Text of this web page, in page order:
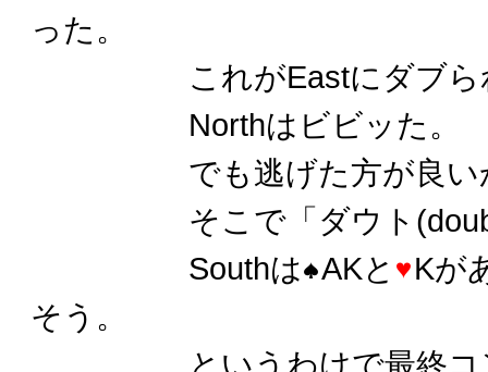
った。
これがEastにダブら
Northはビビッた。
でも逃げた方が良いか
そこで「ダウト(doubt)
Southは
AKと
Kが
そう。
というわけで最終コン